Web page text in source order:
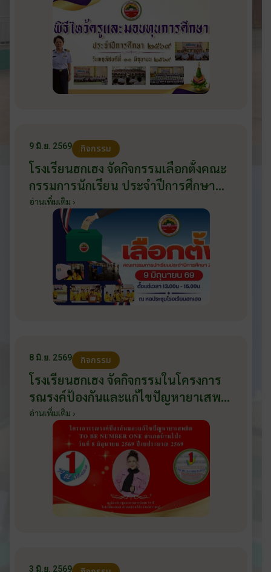
9 มิ.ย. 2569 กิจกรรม
โรงเรียนฮกเฮง จัดกิจกรรมเลือกตั้งคณะ
กรรมการนักเรียน ประจำปีการศึกษา
2569 ส่งเสริมประชาธิปไตยในโรงเรียน
วันที่ 9 มิถุนายน 2569
อ่านเพิ่มเติม ›
8 มิ.ย. 2569 กิจกรรม
โรงเรียนฮกเฮง จัดกิจกรรมในโครงการ
รณรงค์ป้องกันและแก้ไขปัญหายาเสพ
ติด TO BE NUMBER ONE อำเภอ
บ้านโป่ง ปีงบประมาณ 2569 ให้กับ
นักเรียนแกนนำ ในวันที่ 8 มิถุนายน
2569
อ่านเพิ่มเติม ›
3 มิ.ย. 2569